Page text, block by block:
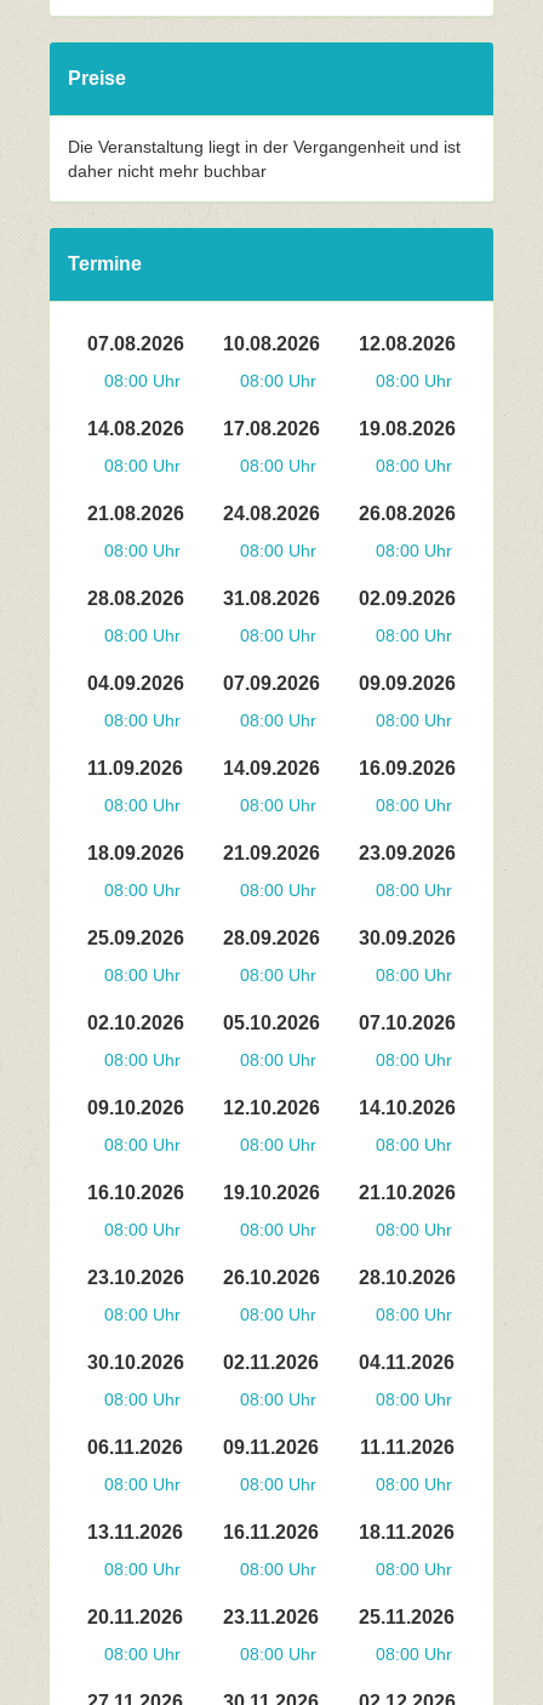
Preise
Die Veranstaltung liegt in der Vergangenheit und ist
daher nicht mehr buchbar
Termine
07.08.2026
08:00 Uhr
10.08.2026
08:00 Uhr
12.08.2026
08:00 Uhr
14.08.2026
08:00 Uhr
17.08.2026
08:00 Uhr
19.08.2026
08:00 Uhr
21.08.2026
08:00 Uhr
24.08.2026
08:00 Uhr
26.08.2026
08:00 Uhr
28.08.2026
08:00 Uhr
31.08.2026
08:00 Uhr
02.09.2026
08:00 Uhr
04.09.2026
08:00 Uhr
07.09.2026
08:00 Uhr
09.09.2026
08:00 Uhr
11.09.2026
08:00 Uhr
14.09.2026
08:00 Uhr
16.09.2026
08:00 Uhr
18.09.2026
08:00 Uhr
21.09.2026
08:00 Uhr
23.09.2026
08:00 Uhr
25.09.2026
08:00 Uhr
28.09.2026
08:00 Uhr
30.09.2026
08:00 Uhr
02.10.2026
08:00 Uhr
05.10.2026
08:00 Uhr
07.10.2026
08:00 Uhr
09.10.2026
08:00 Uhr
12.10.2026
08:00 Uhr
14.10.2026
08:00 Uhr
16.10.2026
08:00 Uhr
19.10.2026
08:00 Uhr
21.10.2026
08:00 Uhr
23.10.2026
08:00 Uhr
26.10.2026
08:00 Uhr
28.10.2026
08:00 Uhr
30.10.2026
08:00 Uhr
02.11.2026
08:00 Uhr
04.11.2026
08:00 Uhr
06.11.2026
08:00 Uhr
09.11.2026
08:00 Uhr
11.11.2026
08:00 Uhr
13.11.2026
08:00 Uhr
16.11.2026
08:00 Uhr
18.11.2026
08:00 Uhr
20.11.2026
08:00 Uhr
23.11.2026
08:00 Uhr
25.11.2026
08:00 Uhr